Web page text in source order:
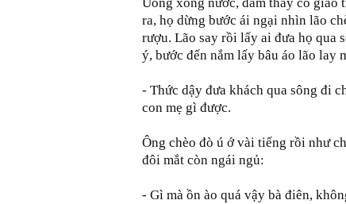
Uống xong nước, đám thầy cô
ra, họ dừng bước ái ngại nhìn lão
rượu. Lão say rồi lấy ai đưa họ qua
ý, bước đến nắm lấy bâu áo lão lay
- Thức dậy đưa khách qua sông đi
con mẹ gì được.
Ông chèo đò ú ớ vài tiếng rồi như
đôi mắt còn ngái ngủ:
- Gì mà ồn ào quá vậy bà điên,